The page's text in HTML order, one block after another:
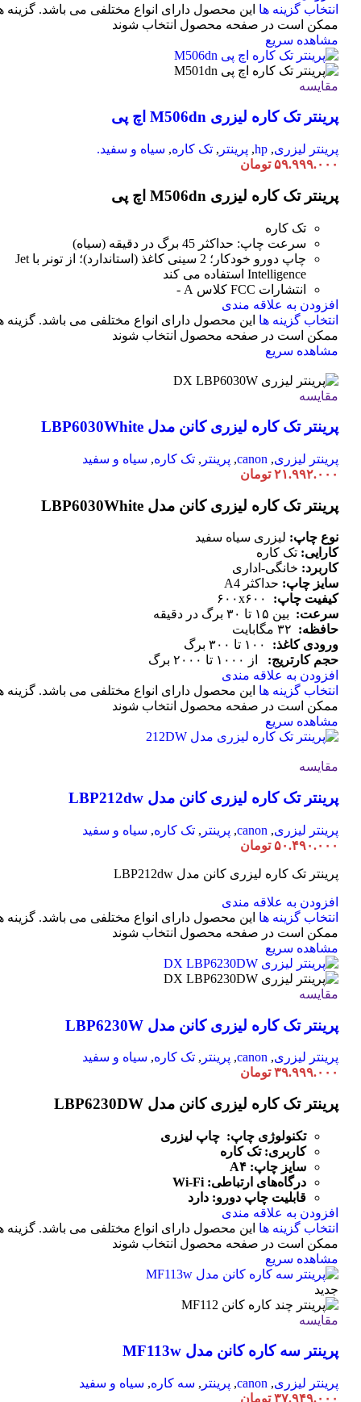
انتخاب گزینه ها این محصول دارای انواع مختلفی می باشد. گزینه
ممکن است در صفحه محصول انتخاب شوند
مشاهده سریع
مقایسه
پرینتر تک کاره لیزری M506dn اچ پی
پرینتر لیزری,
hp
, پرینتر , تک کاره, سیاه و سفید.
۵۹.۹۹۹.۰۰۰ تومان
پرینتر تک کاره لیزری M506dn اچ پی
تک کاره
سرعت چاپ: حداکثر 45 برگ در دقیقه (سیاه)
چاپ دورو خودکار؛ 2 سینی کاغذ (استاندارد)؛ از تونر با Jet
Intelligence استفاده می کند
انتشارات FCC کلاس A -
افزودن به علاقه مندی
انتخاب گزینه ها این محصول دارای انواع مختلفی می باشد. گزینه
ممکن است در صفحه محصول انتخاب شوند
مشاهده سریع
مقایسه
پرینتر تک کاره لیزری کانن مدل LBP6030White
پرینتر لیزری,
canon
, پرینتر , تک کاره, سیاه و سفید
۲۱.۹۹۲.۰۰۰ تومان
پرینتر تک کاره لیزری کانن مدل LBP6030White
نوع چاپ: لیزری سیاه سفید
کارایی: تک کاره
کاربرد: خانگی-اداری
سایز چاپ: حداکثر A4
کیفیت چاپ:
۶۰۰x۶۰۰
سرعت: بین ۱۵ تا ۳۰ برگ در دقیقه
حافظه: ۳۲ مگابایت
ورودی کاغذ:
۱۰۰ تا ۳۰۰ برگ
حجم کارتریج:
از ۱۰۰۰ تا ۲۰۰۰ برگ
افزودن به علاقه مندی
انتخاب گزینه ها این محصول دارای انواع مختلفی می باشد. گزینه
ممکن است در صفحه محصول انتخاب شوند
مشاهده سریع
مقایسه
پرینتر تک کاره لیزری کانن مدل LBP212dw
پرینتر لیزری,
canon
, پرینتر , تک کاره, سیاه و سفید
۵۰.۴۹۰.۰۰۰ تومان
پرینتر تک کاره لیزری کانن مدل LBP212dw
افزودن به علاقه مندی
انتخاب گزینه ها این محصول دارای انواع مختلفی می باشد. گزینه
ممکن است در صفحه محصول انتخاب شوند
مشاهده سریع
مقایسه
پرینتر تک کاره لیزری کانن مدل LBP6230W
پرینتر لیزری,
canon
, پرینتر , تک کاره, سیاه و سفید
۳۹.۹۹۹.۰۰۰ تومان
پرینتر تک کاره لیزری کانن مدل LBP6230DW
تکنولوژی چاپ: چاپ لیزری
کاربری: تک کاره
سایز چاپ: A۴
درگاه‌های ارتباطی:
Wi-Fi
قابلیت چاپ دورو: دارد
افزودن به علاقه مندی
انتخاب گزینه ها این محصول دارای انواع مختلفی می باشد. گزینه
ممکن است در صفحه محصول انتخاب شوند
مشاهده سریع
جدید
مقایسه
پرینتر سه کاره کانن مدل MF113w
پرینتر لیزری,
canon
, پرینتر , سه کاره, سیاه و سفید
۳۷.۹۴۹.۰۰۰ تومان